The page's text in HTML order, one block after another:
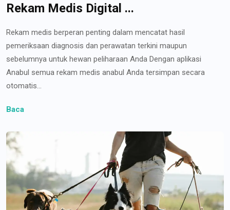
Rekam Medis Digital ...
Rekam medis berperan penting dalam mencatat hasil
pemeriksaan diagnosis dan perawatan terkini maupun
sebelumnya untuk hewan peliharaan Anda Dengan aplikasi
Anabul semua rekam medis anabul Anda tersimpan secara
otomatis...
Baca